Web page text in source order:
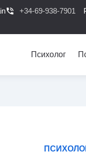
phone_in_talk +34-69-938-7901
Психолог